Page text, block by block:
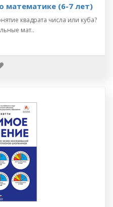
математике (6-7 лет)
квадрата числа или куба?
мат..